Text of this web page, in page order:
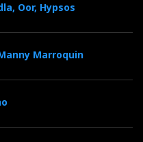
Oor, Hypsos
Marroquin